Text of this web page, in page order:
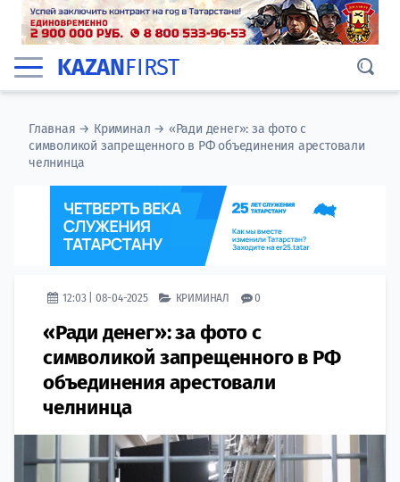
KAZANFIRST
Главная → Криминал → «Ради денег»: за фото с
символикой запрещенного в РФ объединения арестовали
челнинца
12:03 | 08-04-2025 КРИМИНАЛ 0
«Ради денег»: за фото с
символикой запрещенного в РФ
объединения арестовали
челнинца